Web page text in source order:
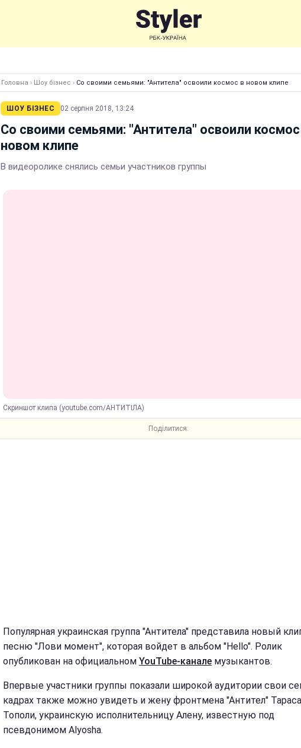
Головна › Шоу бізнес › Со своими семьями: "Антитела" освоили космос в новом клипе
ШОУ БІЗНЕС 02 серпня 2018, 13:24
Со своими семьями: "Антитела" освоили космос
новом клипе
В видеоролике снялись семьи участников группы
Скриншот клипа (youtube.com/АНТИТІЛА)
Поділитися:
Популярная украинская группа "Антитела" представила новый
песню "Лови момент", которая войдет в альбом "Hello". Ролик
опубликован на официальном YouTube-канале музыкантов.
Впервые участники группы показали широкой аудитории свои
кадрах также можно увидеть и жену фронтмена "Антител" Тараса
Тополи, украинскую исполнительницу Алену, известную под
псевдонимом Alyosha.